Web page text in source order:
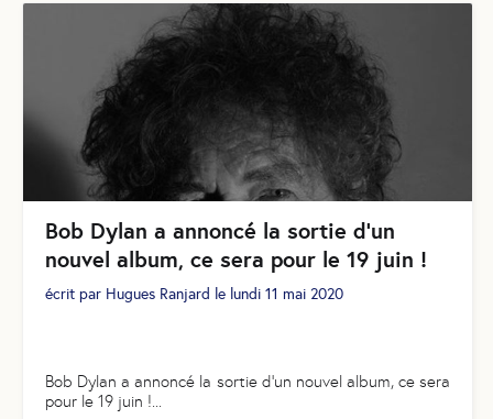
Bob Dylan a annoncé la sortie d’un
nouvel album, ce sera pour le 19 juin !
écrit par Hugues Ranjard le lundi 11 mai 2020
Bob Dylan a annoncé la sortie d’un nouvel album, ce sera
pour le 19 juin !